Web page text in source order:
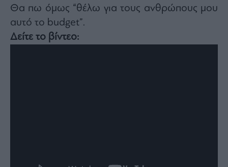
Θα πω όμως “θέλω για τους ανθρώπους μου
αυτό το budget”.
Δείτε το βίντεο: